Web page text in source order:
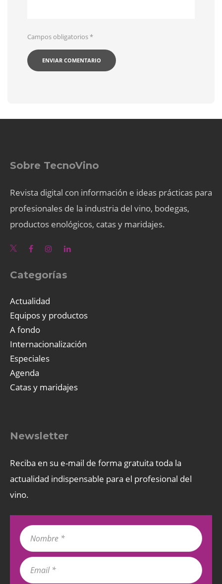
Campos obligatorios*
Sobre TecnoVino
Revista digital con información e ideas prácticas para
profesionales de la industria del vino, bodegas,
productos enológicos, catas y maridajes.
Categorías
Actualidad
Equipos y productos
A fondo
Internacionalización
Especiales
Agenda
Catas y maridajes
Newsletter
Reciba en su e-mail de forma gratuita toda la
actualidad indispensable para el profesional del
vino.